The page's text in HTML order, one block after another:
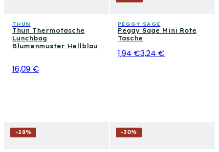
THUN
Thun Thermotasche
Lunchbag
Blumenmuster Hellblau
16,09 €
PEGGY SAGE
Peggy Sage Mini Rote
Tasche
1,94 €3,24 €
-28% -30%